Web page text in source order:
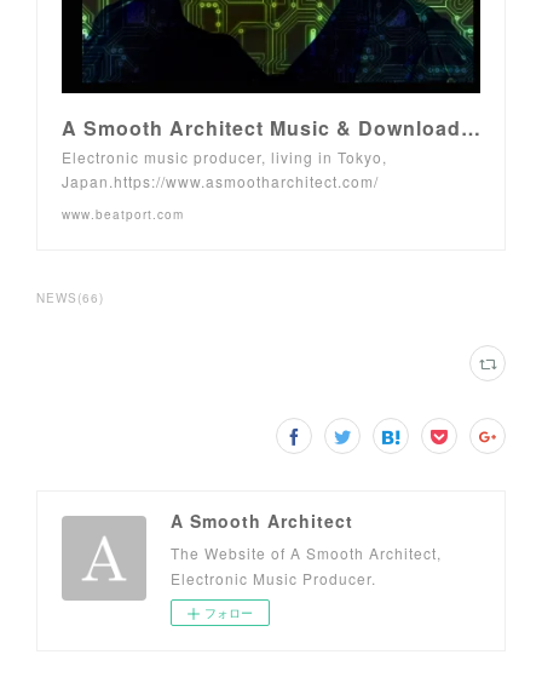
A Smooth Architect Music & Downloads on Beatport
Electronic music producer, living in Tokyo,
Japan.https://www.asmootharchitect.com/
www.beatport.com
NEWS (66)
A Smooth Architect
The Website of A Smooth Architect,
Electronic Music Producer.
フォロー